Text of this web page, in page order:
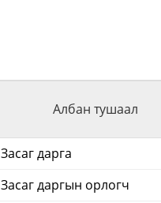
Албан тушаал
Засаг дарга
Засаг даргын орлогч